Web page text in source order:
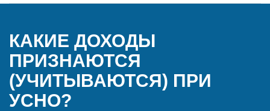
КАКИЕ ДОХОДЫ
ПРИЗНАЮТСЯ
(УЧИТЫВАЮТСЯ) ПРИ
УСНО?